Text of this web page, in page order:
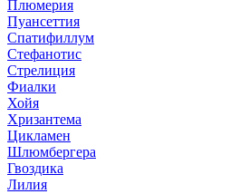
Плюмерия
Пуансеттия
Спатифиллум
Стефанотис
Стрелиция
Фиалки
Хойя
Хризантема
Цикламен
Шлюмбергера
Гвоздика
Лилия